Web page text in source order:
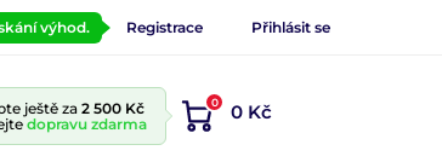
výhod. Registrace Přihlásit se
ještě za 2 500 Kč
dopravu zdarma
0 0 Kč